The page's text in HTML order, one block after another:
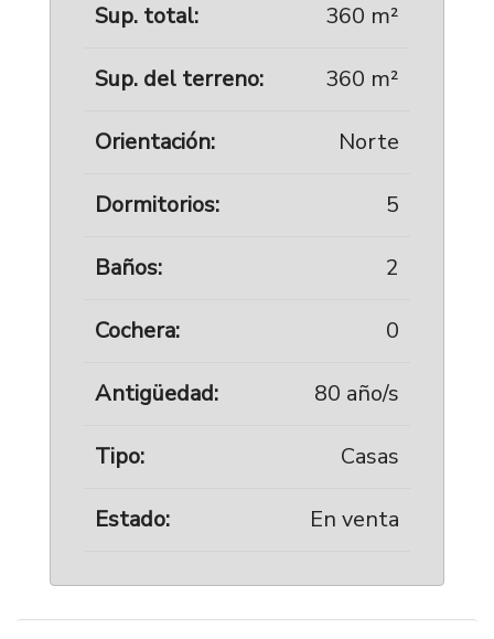
Sup. total: 360 m²
Sup. del terreno: 360 m²
Orientación: Norte
Dormitorios: 5
Baños: 2
Cochera: 0
Antigüedad: 80 año/s
Tipo: Casas
Estado: En venta